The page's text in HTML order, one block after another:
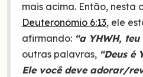
mais acima. Então, nesta
Deuteronômio 6:13, ele
afirmando: “a YHWH,
outras palavras, “Deus é
Ele você deve adorar/